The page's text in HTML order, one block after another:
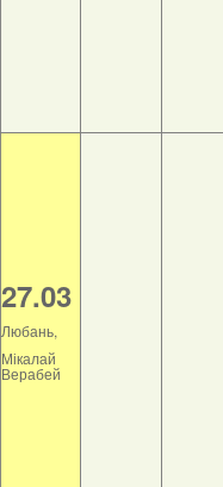
27.03
Любань,
Мікалай
Верабей